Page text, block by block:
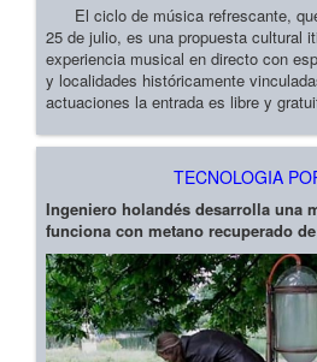
El ciclo de música refrescante,
25 de julio, es una propuesta cultural
experiencia musical en directo con
y localidades históricamente
actuaciones la entrada es libre y
TECNOLOGIA
Ingeniero holandés desarrolla una
funciona con metano recuperado